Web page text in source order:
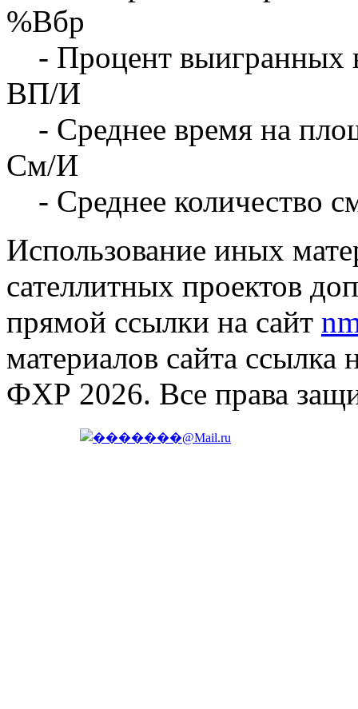
%Вбр
- Процент выигранных
ВП/И
- Среднее время на
См/И
- Среднее количество
Использование иных
сателлитных проектов
прямой ссылки на сайт
материалов сайта ссылка
ФХР 2026. Все права